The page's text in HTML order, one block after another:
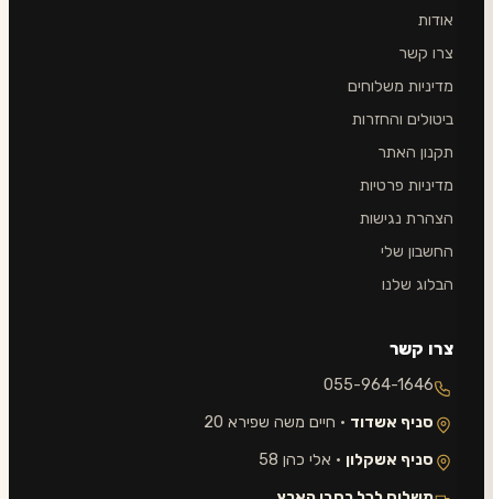
אודות
צרו קשר
מדיניות משלוחים
ביטולים והחזרות
תקנון האתר
מדיניות פרטיות
הצהרת נגישות
החשבון שלי
הבלוג שלנו
צרו קשר
055-964-1646
סניף אשדוד · חיים משה שפירא 20
סניף אשקלון · אלי כהן 58